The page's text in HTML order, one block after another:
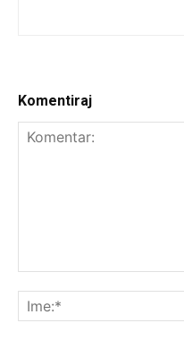
Komentiraj